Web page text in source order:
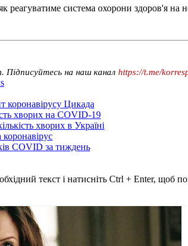
реагуватиме система охорони здоров'я на
Підписуйтесь на наш канал https://t.me/
коронавірусу Цикада
хворих на COVID-19
хворих в Україні
коронавірус
COVID за тиждень
текст і натисніть Ctrl + Enter, щоб